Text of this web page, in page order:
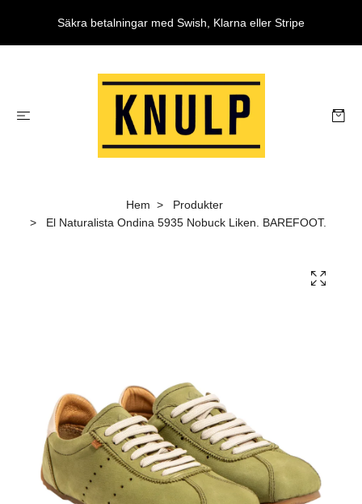
Säkra betalningar med Swish, Klarna eller Stripe
Hem
Produkter
El Naturalista Ondina 5935 Nobuck Liken. BAREFOOT.